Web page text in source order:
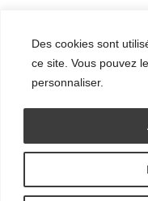
Des cookies sont
ce site. Vous pouvez
personnaliser.
© Grand Ensemble -